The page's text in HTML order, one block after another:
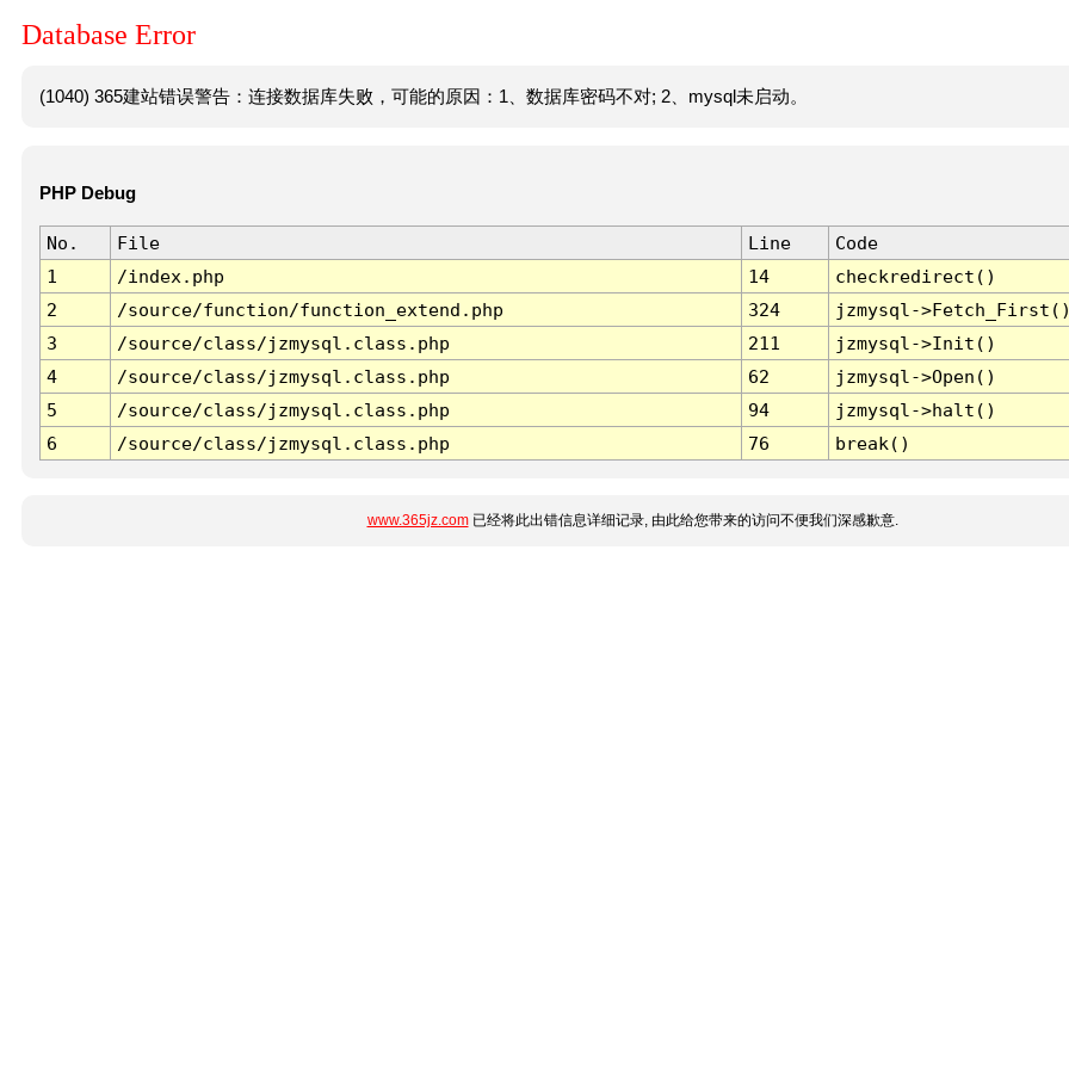
Database Error
(1040) 365建站错误警告：连接数据库失败，可能的原因：1、数据库密码不对; 2、mysql未启动。
PHP Debug
No. File Line
Code
1
/index.php 14
checkredirect()
2
/source/function/function_extend.php 324
jzmysql-
3
/source/class/jzmysql.class.php 211
jzmysql->Init()
4
/source/class/jzmysql.class.php 62
jzmysql->Open()
5
/source/class/jzmysql.class.php 94
jzmysql->halt()
6
/source/class/jzmysql.class.php 76 break()
www.365jz.com已经将此出错信息详细记录, 由此给您带来的访问不便我们深感歉意.